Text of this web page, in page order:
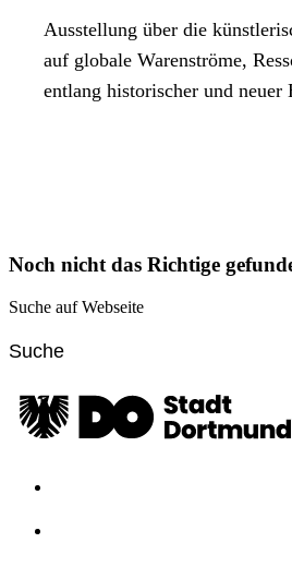
Ausstellung über die
auf globale Warenströme,
entlang historischer und neuer
Noch nicht das Richtige
Suche auf Webseite